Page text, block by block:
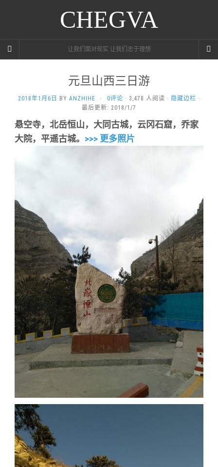
CHEGVA
让我们面对现实 让我们忠于理想
元旦山西三日游
2018年1月6日 BY ANZHIHE · 0评论 · 3,478 人阅读 · 隐藏边栏 ·
最后更新: 2018/1/7
悬空寺，北岳恒山，大同古城，云冈石窟，乔家
大院，平遥古城。 >>> 更多照片